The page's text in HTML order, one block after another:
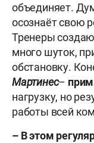
объединяет.
осознаёт свою
Тренеры
много шуток,
обстановку.
Мартинес–
нагрузку, но
работы всей
– В этом